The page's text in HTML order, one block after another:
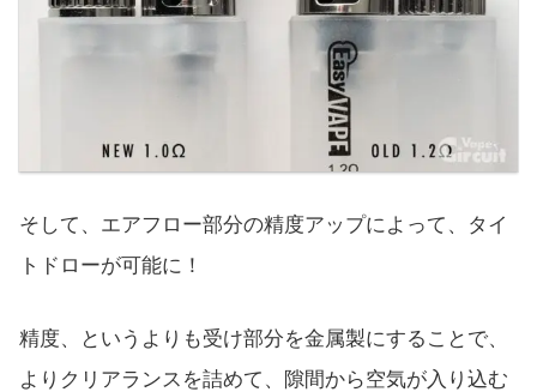
そして、エアフロー部分の精度アップによって、タイ
トドローが可能に！
精度、というよりも受け部分を金属製にすることで、
よりクリアランスを詰めて、隙間から空気が入り込む